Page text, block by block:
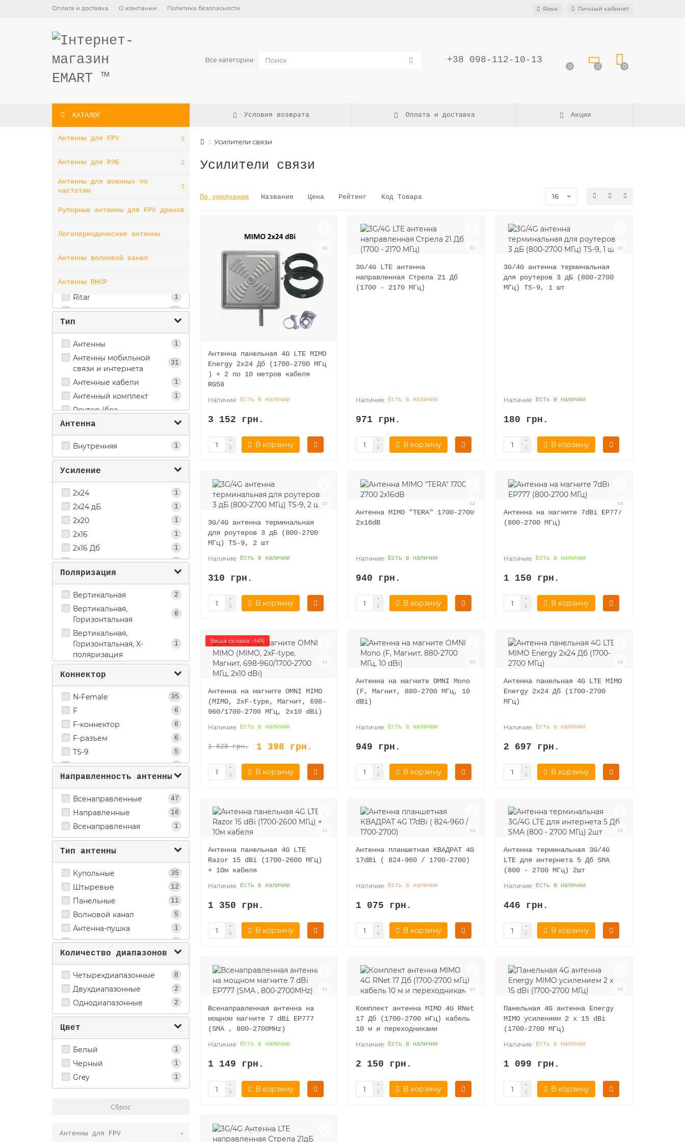
Оплата и доставка О компании Политика безопасности Язык Личный кабинет
Все категории +38 098-112-10-13
0 0 0
КАТАЛОГ
Антенны для FPV
Антенны для РЭБ
Антенны для военных по
частотам
Рупорные антенны для FPV дронов
Логопериодические антенны
Антенны волновой канал
Антенны RHCP
Условия возврата Оплата и доставка Акции
Усилители связи
Усилители связи
Фильтр
Energy
RNet
Ritar 1
Rnet 10
Signal Level 1
1
Тип
Антенны 1
Антенны мобильной
связи и интернета
31
Антенные кабели 1
Антенный комплект 1
Роутер (без
подключения)
1
Антенна
Внутренняя 1
Усиление
2x24 1
2x24 дБ 1
2х20 1
2x16 1
2x16 Дб 1
2х15 дБи 2
21 1
1
17 1
17 dbi
15 3
15 дБи
15 dBi 1
12 дБ дБи 1
12 dBi 6
10 dBi 2
9.5 2
7 dBi 1
5 1
3 5
3 дБи
3 dbi 1
Поляризация
Вертикальная 2
Вертикальная,
Горизонтальная
6
Вертикальная,
Горизонтальная, X-
поляризация
1
Коннектор
N-Female 35
F 6
F-коннектор 6
F-разъем 6
TS-9 5
SMA 4
F-female (мама) 3
1
1
1
Направленность антенны
Всенаправленные 47
Направленные 16
Всенаправленная 1
Тип антенны
Купольные 35
Штыревые 12
Панельные 11
Волновой канал 5
Антенна-пушка 1
Панельная 1
Планшетная 1
Количество диапазонов
Четырехдиапазонные 8
Двухдиапазонные 2
Однодиапазонные 2
Цвет
Белый 1
Черный 1
Grey 1
Сброс
Антенны для FPV
По умолчанию Название Цена Рейтинг Код Товара
Антенна панельная 4G LTE MIMO
Energy 2x24 Дб (1700-2700 МГц
) + 2 по 10 метров кабеля
RG58
Есть в наличии
3 152 грн.
В корзину
3G/4G LTE антенна
направленная Стрела 21 Дб
(1700 - 2170 МГц)
Есть в наличии
971 грн.
В корзину
3G/4G антенна терминальная
для роутеров 3 дБ (800-2700
МГц) TS-9, 1 шт
Есть в наличии
180 грн.
В корзину
3G/4G антенна терминальная
для роутеров 3 дБ (800-2700
МГц) TS-9, 2 шт
Есть в наличии
310 грн.
В корзину
Антенна MIMO "TERA" 1700-2700
2x16dB
Есть в наличии
940 грн.
В корзину
Антенна на магните 7dBi ЕР777
(800-2700 МГц)
Есть в наличии
1 150 грн.
В корзину
Ваша скидка: -14%
Антенна на магните OMNI MIMO
(MIMO, 2хF-type, Магнит, 698-
960/1700-2700 МГц, 2х10 dBi)
Есть в наличии
1 628 грн. 1 398 грн.
В корзину
Антенна на магните OMNI Mono
(F, Магнит, 880-2700 МГц, 10
dBi)
Есть в наличии
949 грн.
В корзину
Антенна панельная 4G LTE MIMO
Energy 2x24 Дб (1700-2700
МГц)
Есть в наличии
2 697 грн.
В корзину
Антенна панельная 4G LTE
Razor 15 dBi (1700-2600 МГц)
+ 10м кабеля
Есть в наличии
1 350 грн.
В корзину
Антенна планшетная КВАДРАТ 4G
17dBi ( 824-960 / 1700-2700)
Есть в наличии
1 075 грн.
В корзину
Антенна терминальная 3G/4G
LTE для интернета 5 Дб SMA
(800 - 2700 МГц) 2шт
Есть в наличии
446 грн.
В корзину
Всенаправленная антенна на
мощном магните 7 dBi EP777
(SMA , 800-2700MHz)
Есть в наличии
1 149 грн.
В корзину
Комплект антенна MIMO 4G RNet
17 Дб (1700-2700 мГц) кабель
10 м и переходниками
Есть в наличии
2 150 грн.
В корзину
Панельная 4G антенна Energy
MIMO усилением 2 x 15 dBi
(1700-2700 МГц)
Есть в наличии
1 099 грн.
В корзину